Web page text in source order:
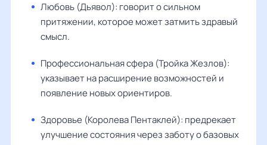
Любовь (Дьявол): говорит о сильном
притяжении, которое может затмить здравый
смысл.
Профессиональная сфера (Тройка Жезлов):
указывает на расширение возможностей и
появление новых ориентиров.
Здоровье (Королева Пентаклей): предрекает
улучшение состояния через заботу о базовых